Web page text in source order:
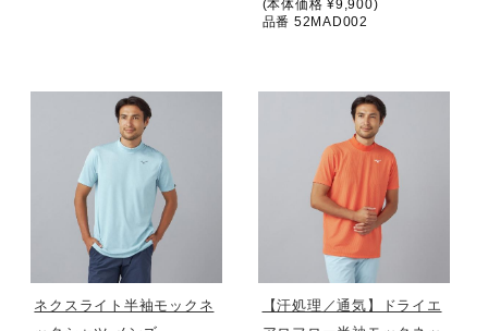
ウォーキングシューズ
ライフスタイルグッズ
インナー
寝具／ミズノスリープ
(本体価格 ¥9,900)
品番 52MAD002
ネクスライト半袖モックネ
【汗処理／通気】ドライエ